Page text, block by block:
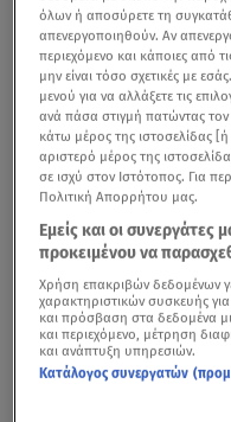
όλων ή αποσύρετε τη
απενεργοποιηθούν. Αν
περιεχόμενο και κάποιες από
μην είναι τόσο σχετικές με
μενού για να αλλάξετε τις
ανά πάσα στιγμή πατώντας
κάτω μέρος της ιστοσελίδας
αριστερό μέρος της
σε ισχύ στον Ιστότοπος. Για
Πολιτική Απορρήτου μας.
Εμείς και οι συνεργάτες
προκειμένου να
Χρήση επακριβών δεδομένων
χαρακτηριστικών συσκευής
και πρόσβαση στα δεδομένα
και περιεχόμενο, μέτρηση
και ανάπτυξη υπηρεσιών.
Κατάλογος συνεργατών